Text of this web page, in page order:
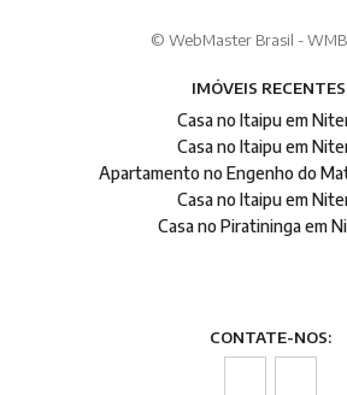
© WebMaster Brasil -
IMÓVEIS
Casa no Itaipu em
Casa no Itaipu em
Apartamento no Engenho do
Casa no Itaipu em
Casa no Piratininga em
CONTATE-NOS: